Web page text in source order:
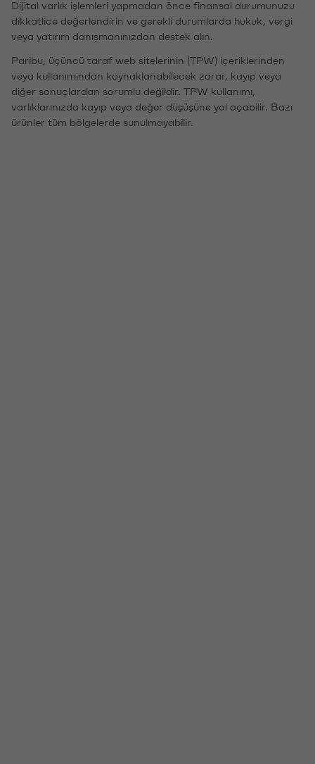
Dijital varlık işlemleri yapmadan önce finansal durumunuzu
dikkatlice değerlendirin ve gerekli durumlarda hukuk, vergi
veya yatırım danışmanınızdan destek alın.
Paribu, üçüncü taraf web sitelerinin (TPW) içeriklerinden
veya kullanımından kaynaklanabilecek zarar, kayıp veya
diğer sonuçlardan sorumlu değildir. TPW kullanımı,
varlıklarınızda kayıp veya değer düşüşüne yol açabilir. Bazı
ürünler tüm bölgelerde sunulmayabilir.